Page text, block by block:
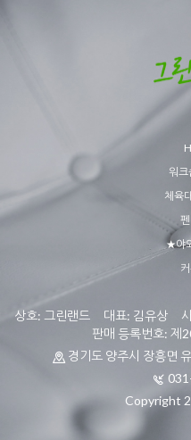
워
체육
★야
상호: 그린랜드 대표: 김유상
판매 등록번호: 제
경기도 양주시 장흥면
Copyright